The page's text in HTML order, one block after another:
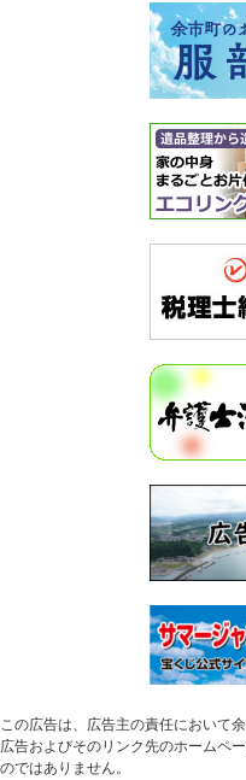
この広告は、広告主の責任において
広告およびそのリンク先のホームペ
のではありません。